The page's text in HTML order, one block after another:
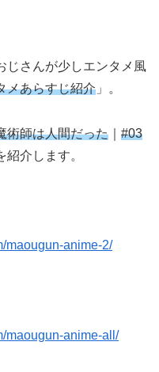
じさんが少しエンタメ風
メあらすじ紹介 」。
術師は人間だった
#03
紹介します。
maougun-anime-2/
maougun-anime-all/